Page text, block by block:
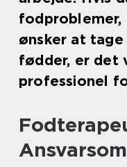
fodproblemer,
ønsker at
fødder, er det
professionel